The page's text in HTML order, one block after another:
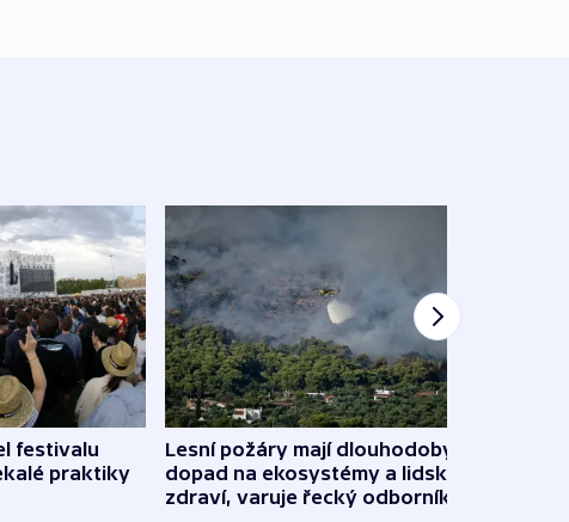
festivalu
praktiky
Lesní požáry mají dlouhodobý
dopad na ekosystémy a lidské
zdraví, varuje řecký odborník